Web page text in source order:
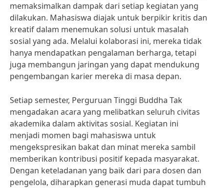
memaksimalkan dampak dari setiap kegiatan yang
dilakukan. Mahasiswa diajak untuk berpikir kritis dan
kreatif dalam menemukan solusi untuk masalah
sosial yang ada. Melalui kolaborasi ini, mereka tidak
hanya mendapatkan pengalaman berharga, tetapi
juga membangun jaringan yang dapat mendukung
pengembangan karier mereka di masa depan.
Setiap semester, Perguruan Tinggi Buddha Tak
mengadakan acara yang melibatkan seluruh civitas
akademika dalam aktivitas sosial. Kegiatan ini
menjadi momen bagi mahasiswa untuk
mengekspresikan bakat dan minat mereka sambil
memberikan kontribusi positif kepada masyarakat.
Dengan keteladanan yang baik dari para dosen dan
pengelola, diharapkan generasi muda dapat tumbuh